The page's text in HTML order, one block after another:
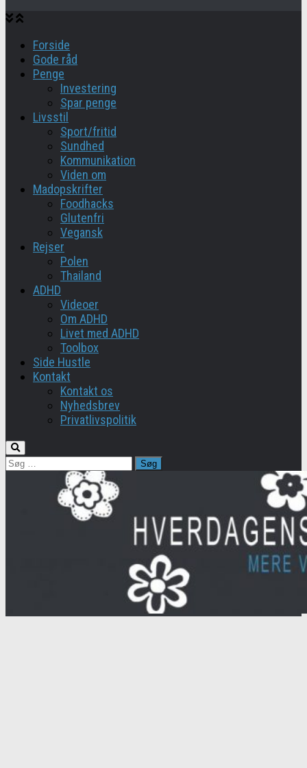
Forside
Gode råd
Penge
Investering
Spar penge
Livsstil
Sport/fritid
Sundhed
Kommunikation
Viden om
Madopskrifter
Foodhacks
Glutenfri
Vegansk
Rejser
Polen
Thailand
ADHD
Videoer
Om ADHD
Livet med ADHD
Toolbox
Side Hustle
Kontakt
Kontakt os
Nyhedsbrev
Privatlivspolitik
Søg